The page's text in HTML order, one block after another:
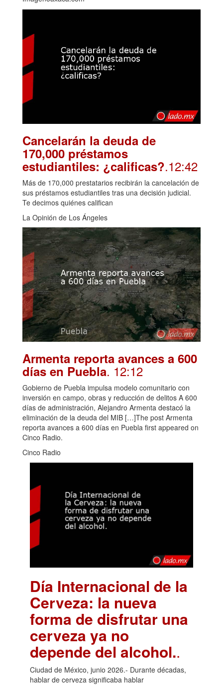
Cancelarán la deuda de
170,000 préstamos
estudiantiles: ¿calificas?.12:42
Más de 170,000 prestatarios recibirán la cancelación de
sus préstamos estudiantiles tras una decisión judicial.
Te decimos quiénes califican
La Opinión de Los Ángeles
Armenta reporta avances a 600
días en Puebla. 12:12
Gobierno de Puebla impulsa modelo comunitario con
inversión en campo, obras y reducción de delitos A 600
días de administración, Alejandro Armenta destacó la
eliminación de la deuda del MIB […]The post Armenta
reporta avances a 600 días en Puebla first appeared on
Cinco Radio.
Cinco Radio
Día Internacional de la
Cerveza: la nueva
forma de disfrutar una
cerveza ya no
depende del alcohol..
Ciudad de México, junio 2026.- Durante décadas,
hablar de cerveza significaba hablar